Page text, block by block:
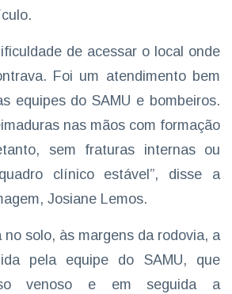
de acessar o local onde
Foi um atendimento bem
equipes do SAMU e bombeiros.
nas mãos com formação
sem fraturas internas ou
clínico estável”, disse a
Josiane Lemos.
no solo, às margens da rodovia, a
pela equipe do SAMU, que
venoso e em seguida a